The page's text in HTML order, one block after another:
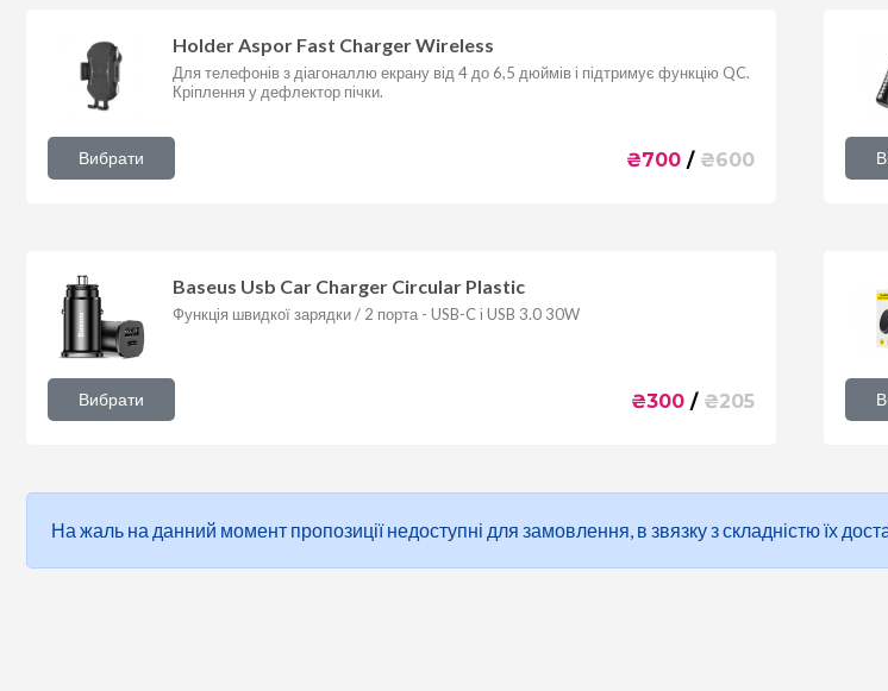
Holder Aspor Fast Charger Wireless
Для телефонів з діагоналлю екрану від 4 до 6,5 дюймів і підтримує функцію QC.
Кріплення у дефлектор пічки.
Вибрати ₴700 / ₴600
Baseus Usb Car Charger Circular Plastic
Функція швидкої зарядки / 2 порта - USB-C і USB 3.0 30W
Вибрати ₴300 / ₴205
На жаль на данний момент пропозиції недоступні для замовлення, в звязку з складністю їх